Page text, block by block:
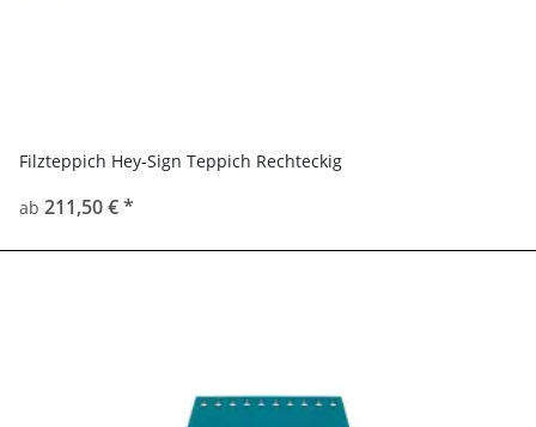
Filzteppich Hey-Sign Teppich Rechteckig
ab 211,50 €*